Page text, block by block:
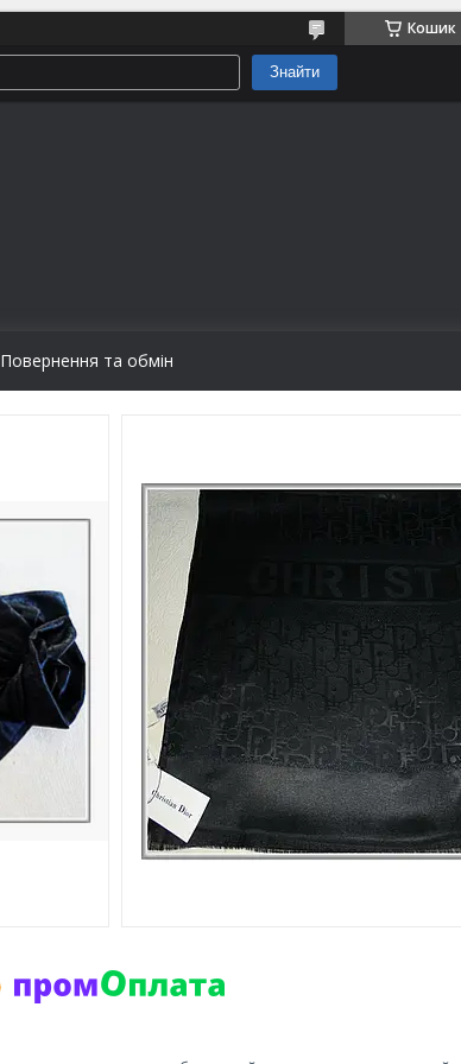
Кошик
Знайти
Повернення та обмін